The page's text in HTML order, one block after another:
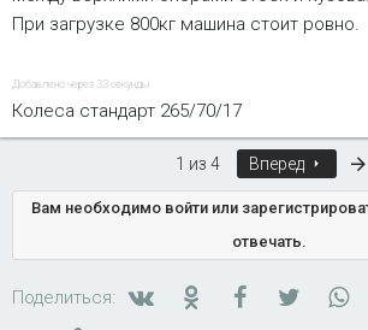
При загрузке 800кг машина стоит ровно.
Добавлено через 33 секунды
Колеса стандарт 265/70/17
1 из 4 Вперед
Вам необходимо войти или
отвечать.
Поделиться: ВконтактеОдноклассники
FacebookTwitter